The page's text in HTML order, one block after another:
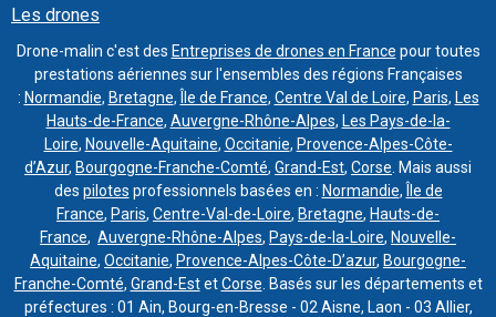
Les drones
Drone-malin c'est des Entreprises de drones en France pour toutes
prestations aériennes sur l'ensembles des régions Françaises
: Normandie, Bretagne, Île de France, Centre Val de Loire, Paris, Les
Hauts-de-France, Auvergne-Rhône-Alpes, Les Pays-de-la-
Loire, Nouvelle-Aquitaine, Occitanie, Provence-Alpes-Côte-
d’Azur, Bourgogne-Franche-Comté, Grand-Est, Corse . Mais aussi
des pilotes professionnels basées en : Normandie,
Île de
France, Paris, Centre-Val-de-Loire, Bretagne, Hauts-de-
France, Auvergne-Rhône-Alpes, Pays-de-la-Loire, Nouvelle-
Aquitaine, Occitanie, Provence-Alpes-Côte-D’azur, Bourgogne-
Franche-Comté, Grand-EstetCorse . Basés sur les départements et
préfectures : 01 Ain, Bourg-en-Bresse - 02 Aisne, Laon - 03 Allier,